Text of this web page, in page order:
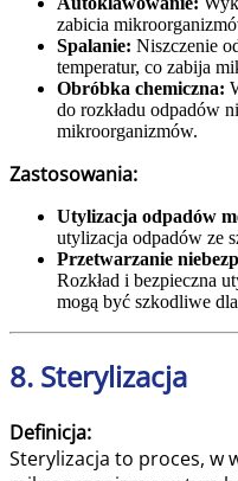
zabicia
Spalanie: Niszczenie
temperatur, co zabija
Obróbka chemiczna:
do rozkładu odpadów
mikroorganizmów.
Zastosowania:
Utylizacja odpadów
utylizacja odpadów ze
Przetwarzanie
Rozkład i bezpieczna
mogą być szkodliwe
8. Sterylizacja
Definicja:
Sterylizacja to proces, w